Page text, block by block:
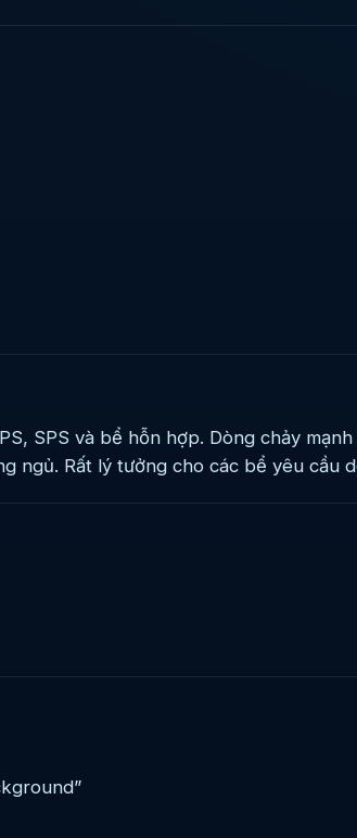
SPS và bể hỗn hợp. Dòng chảy
ngủ. Rất lý tưởng cho các bể yêu cầu